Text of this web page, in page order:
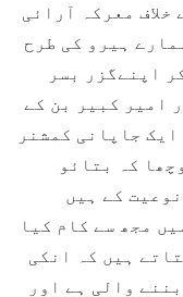
خلاف معرکہ آرائی
ہیرو کی طرح
اپنےگزر بسر
امیر کبیر بن کے
جاپانی کمشنر
کہ بتائو
کے ہیں
مجھ سے کام کیا
ہیں کہ انکی
والی ہے اور